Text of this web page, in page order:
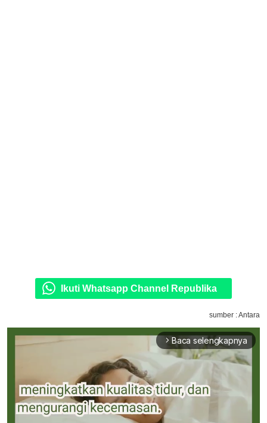
Ikuti Whatsapp Channel Republika
sumber : Antara
arrow_forward_ios Baca selengkapnya